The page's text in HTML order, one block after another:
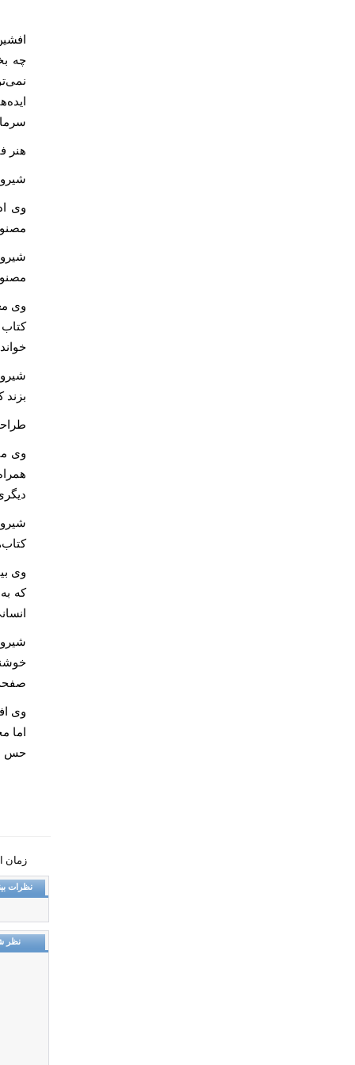
چه
هنر
وی
وی
بزند
وی
وی
اما
حس
زمان
نظرات
نظر